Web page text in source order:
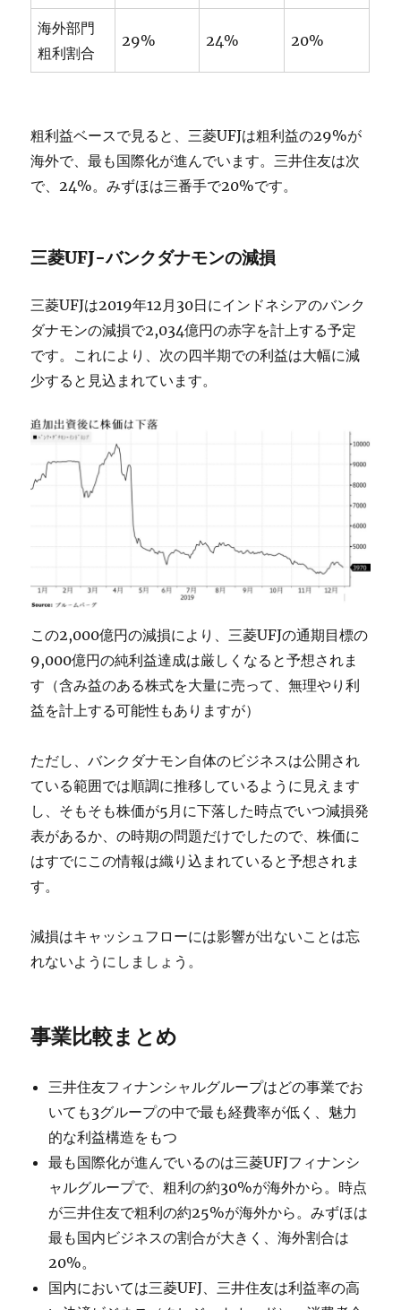
海外部門
粗利割合
29% 24% 20%
粗利益ベースで見ると、三菱UFJは粗利益の29%が
海外で、最も国際化が進んでいます。三井住友は次
で、24%。みずほは三番手で20%です。
三菱UFJ-バンクダナモンの減損
三菱UFJは2019年12月30日にインドネシアのバンク
ダナモンの減損で2,034億円の赤字を計上する予定
です。これにより、次の四半期での利益は大幅に減
少すると見込まれています。
この2,000億円の減損により、三菱UFJの通期目標の
9,000億円の純利益達成は厳しくなると予想されま
す（含み益のある株式を大量に売って、無理やり利
益を計上する可能性もありますが）
ただし、バンクダナモン自体のビジネスは公開され
ている範囲では順調に推移しているように見えます
し、そもそも株価が5月に下落した時点でいつ減損発
表があるか、の時期の問題だけでしたので、株価に
はすでにこの情報は織り込まれていると予想されま
す。
減損はキャッシュフローには影響が出ないことは忘
れないようにしましょう。
事業比較まとめ
三井住友フィナンシャルグループはどの事業でお
いても3グループの中で最も経費率が低く、魅力
的な利益構造をもつ
最も国際化が進んでいるのは三菱UFJフィナンシ
ャルグループで、粗利の約30%が海外から。時点
が三井住友で粗利の約25%が海外から。みずほは
最も国内ビジネスの割合が大きく、海外割合は
20%。
国内においては三菱UFJ、三井住友は利益率の高